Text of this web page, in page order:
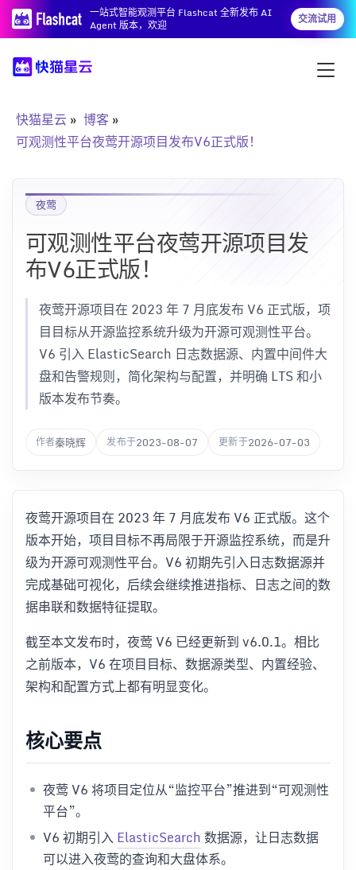
一站式智能观测平台 Flashcat 全新发布 AI
Agent 版本，欢迎
交流试用
快猫星云
博客
可观测性平台夜莺开源项目发布V6正式版！
夜莺
可观测性平台夜莺开源项目发
布V6正式版！
夜莺开源项目在 2023 年 7 月底发布 V6 正式版，项
目目标从开源监控系统升级为开源可观测性平台。
V6 引入 ElasticSearch 日志数据源、内置中间件大
盘和告警规则，简化架构与配置，并明确 LTS 和小
版本发布节奏。
作者秦晓辉 发布于2023-08-07 更新于2026-07-03
夜莺开源项目在 2023 年 7 月底发布 V6 正式版。这个
版本开始，项目目标不再局限于开源监控系统，而是升
级为开源可观测性平台。V6 初期先引入日志数据源并
完成基础可视化，后续会继续推进指标、日志之间的数
据串联和数据特征提取。
截至本文发布时，夜莺 V6 已经更新到 v6.0.1。相比
之前版本，V6 在项目目标、数据源类型、内置经验、
架构和配置方式上都有明显变化。
核心要点
夜莺 V6 将项目定位从“监控平台”推进到“可观测性
平台”。
V6 初期引入ElasticSearch数据源，让日志数据
可以进入夜莺的查询和大盘体系。